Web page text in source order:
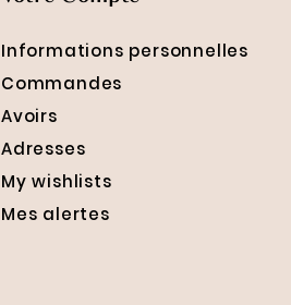
Informations personnelles
Commandes
Avoirs
Adresses
My wishlists
Mes alertes